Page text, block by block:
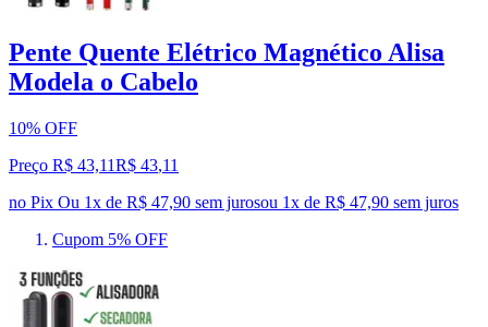
Pente Quente Elétrico Magnético Alisa
Modela o Cabelo
10% OFF
Preço R$ 43,11R$ 43,11
no Pix Ou 1x de R$ 47,90 sem jurosou 1x de R$ 47,90 sem juros
Cupom 5% OFF